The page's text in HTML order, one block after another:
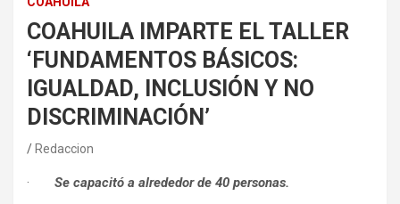
COAHUILA IMPARTE EL TALLER
‘FUNDAMENTOS BÁSICOS:
IGUALDAD, INCLUSIÓN Y NO
DISCRIMINACIÓN’
Redaccion
·
Se capacitó a alrededor de 40 personas.